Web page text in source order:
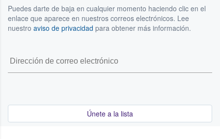
Puedes darte de baja en cualquier momento haciendo clic en el
enlace que aparece en nuestros correos electrónicos. Lee
nuestro aviso de privacidad para obtener más información.
Únete a la lista